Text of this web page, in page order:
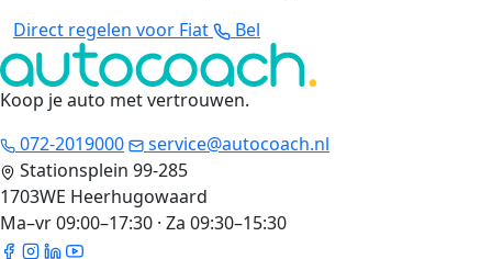
Direct regelen voor Fiat
Bel
Koop je auto met vertrouwen.
072-2019000
service@autocoach.nl
Stationsplein 99-285
1703WE Heerhugowaard
Ma–vr 09:00–17:30 · Za 09:30–15:30